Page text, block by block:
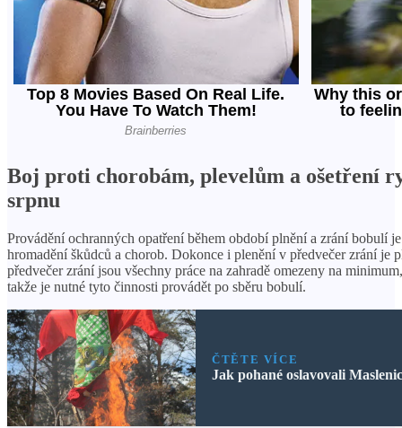
Boj proti chorobám, plevelům a ošetření
srpnu
Provádění ochranných opatření během období plnění a zrání bobulí
hromadění škůdců a chorob. Dokonce i plenění v předvečer zrání je
předvečer zrání jsou všechny práce na zahradě omezeny na
takže je nutné tyto činnosti provádět po sběru bobulí.
ČTĚTE VÍCE
Jak pohané oslavovali